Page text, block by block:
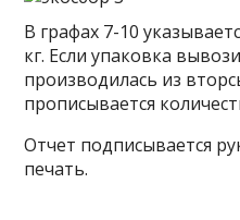
В графах 7-10
кг. Если упаковка
производилась из
прописывается
Отчет подписывается
печать.